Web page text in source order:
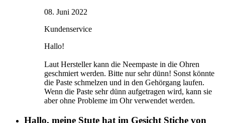
08. Juni 2022
Kundenservice
Hallo!
Laut Hersteller kann die Neempaste in die Ohren
geschmiert werden. Bitte nur sehr dünn! Sonst könnte
die Paste schmelzen und in den Gehörgang laufen.
Wenn die Paste sehr dünn aufgetragen wird, kann sie
aber ohne Probleme im Ohr verwendet werden.
Hallo, meine Stute hat im Gesicht Stiche von